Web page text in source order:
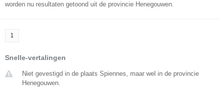
worden nu resultaten getoond uit de provincie Henegouwen.
1
Snelle-vertalingen
Niet gevestigd in de plaats Spiennes, maar wel in de provincie
Henegouwen.